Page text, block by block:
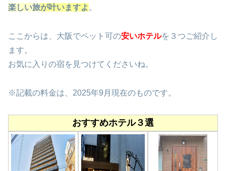
楽しい旅が叶いますよ 。
ここからは、大阪でペット可の安いホテルを３つご紹介し
ます。
お気に入りの宿を見つけてくださいね。
※記載の料金は、2025年9月現在のものです。
おすすめホテル３選